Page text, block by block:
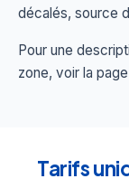
décalés, source
Pour une
zone, voir la
Tarifs